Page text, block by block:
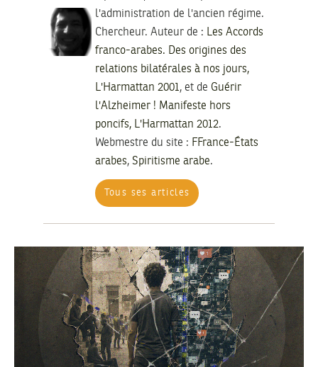
l'administration de l'ancien régime.
Chercheur. Auteur de : Les Accords
franco-arabes. Des origines des
relations bilatérales à nos jours,
L'Harmattan 2001, et de Guérir
l'Alzheimer ! Manifeste hors
poncifs, L'Harmattan 2012.
Webmestre du site : FFrance-États
arabes, Spiritisme arabe.
Tous ses articles